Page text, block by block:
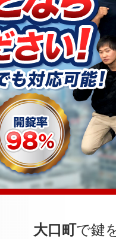
大口町で鍵